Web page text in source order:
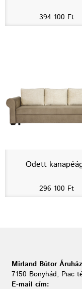
394 100 Ft
Odett
296 100 Ft
Mirland Bútor
7150 Bonyhád, Piac
E-mail cím: